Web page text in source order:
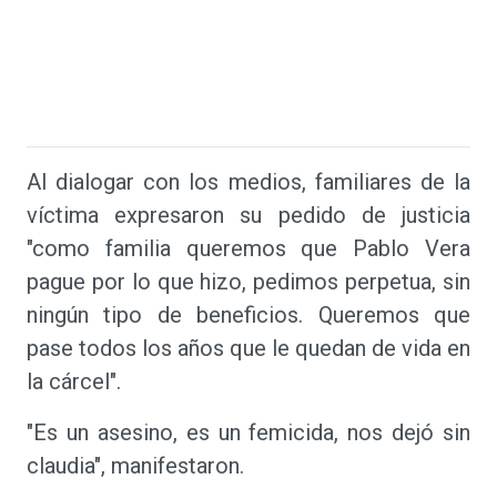
Al dialogar con los medios, familiares de la
víctima expresaron su pedido de justicia
"como familia queremos que Pablo Vera
pague por lo que hizo, pedimos perpetua, sin
ningún tipo de beneficios. Queremos que
pase todos los años que le quedan de vida en
la cárcel".
"Es un asesino, es un femicida, nos dejó sin
claudia", manifestaron.